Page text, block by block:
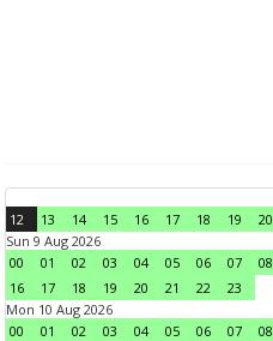
12 13 14 15 16 17 18 19 20
Sun 9 Aug 2026
00
01 02 03 04 05 06 07 08
16
17 18 19 20 21 22
23
Mon 10 Aug 2026
00
01 02 03 04 05 06 07 08